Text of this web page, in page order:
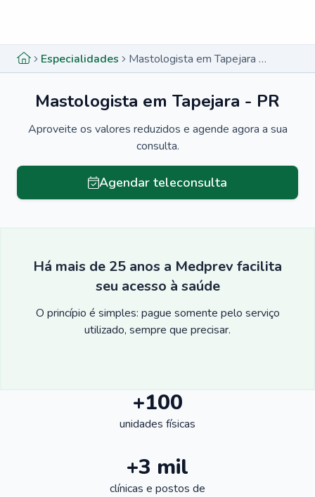
Especialidades Mastologista em Tapejara - PR
Mastologista em Tapejara - PR
Aproveite os valores reduzidos e agende agora a sua
consulta.
Agendar teleconsulta
Há mais de 25 anos a Medprev facilita
seu acesso à saúde
O princípio é simples: pague somente pelo serviço
utilizado, sempre que precisar.
+100
unidades físicas
+3 mil
clínicas e postos de